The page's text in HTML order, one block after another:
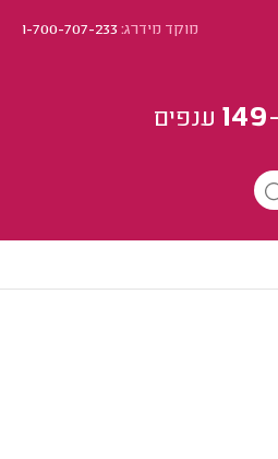
מוקד מידרג:1-700-707-233
149 ענפים